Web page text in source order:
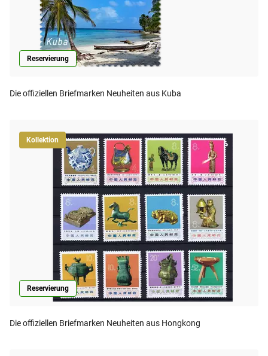
Reservierung
Die offiziellen Briefmarken Neuheiten aus Kuba
Kollektion
Reservierung
Die offiziellen Briefmarken Neuheiten aus Hongkong